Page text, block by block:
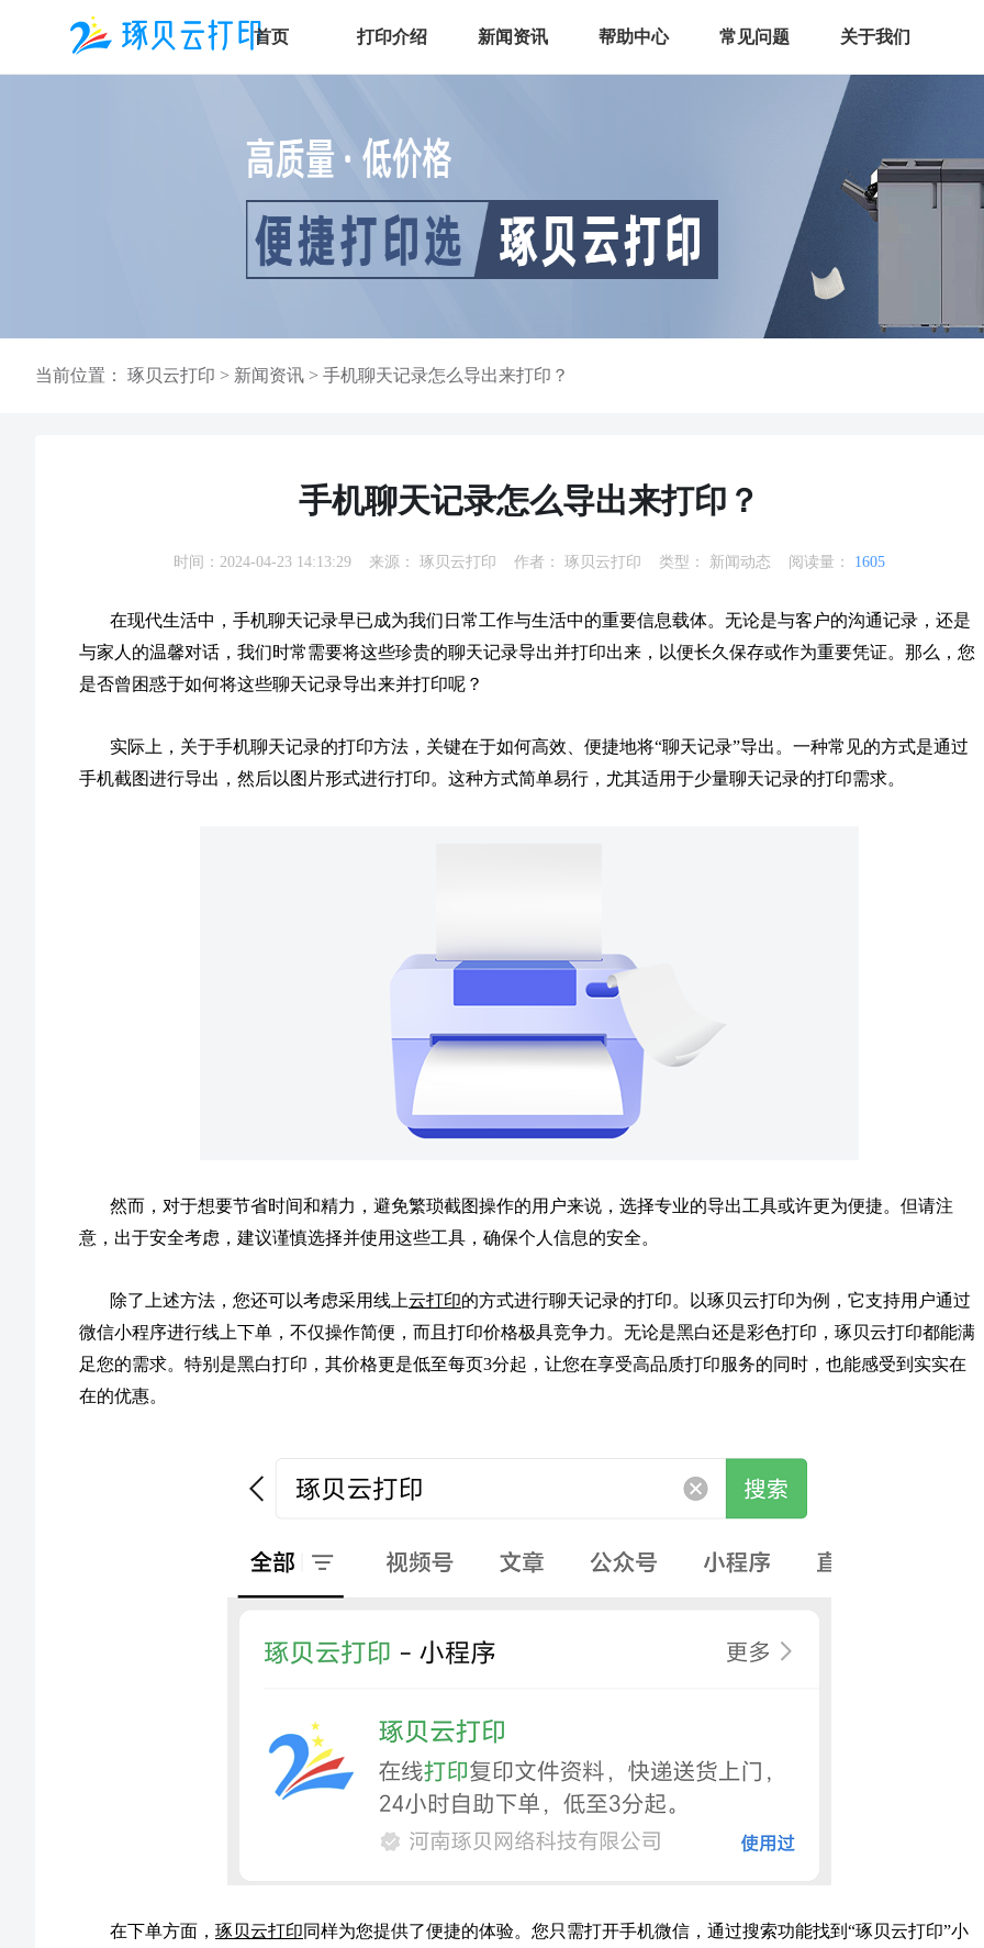
首页 打印介绍 新闻资讯 帮助中心 常见问题 关于我们
当前位置： 琢贝云打印 > 新闻资讯 > 手机聊天记录怎么导出来打印？
手机聊天记录怎么导出来打印？
时间：2024-04-23 14:13:29 来源： 琢贝云打印 作者： 琢贝云打印 类型： 新闻动态 阅读量： 1605
在现代生活中，手机聊天记录早已成为我们日常工作与生活中的重要信息载体。无论是与客户的沟通记录，还是
与家人的温馨对话，我们时常需要将这些珍贵的聊天记录导出并打印出来，以便长久保存或作为重要凭证。那么，您
是否曾困惑于如何将这些聊天记录导出来并打印呢？
实际上，关于手机聊天记录的打印方法，关键在于如何高效、便捷地将“聊天记录”导出。一种常见的方式是通过
手机截图进行导出，然后以图片形式进行打印。这种方式简单易行，尤其适用于少量聊天记录的打印需求。
然而，对于想要节省时间和精力，避免繁琐截图操作的用户来说，选择专业的导出工具或许更为便捷。但请注
意，出于安全考虑，建议谨慎选择并使用这些工具，确保个人信息的安全。
除了上述方法，您还可以考虑采用线上云打印的方式进行聊天记录的打印。以琢贝云打印为例，它支持用户通过
微信小程序进行线上下单，不仅操作简便，而且打印价格极具竞争力。无论是黑白还是彩色打印，琢贝云打印都能满
足您的需求。特别是黑白打印，其价格更是低至每页3分起，让您在享受高品质打印服务的同时，也能感受到实实在
在的优惠。
在下单方面， 琢贝云打印同样为您提供了便捷的体验。您只需打开手机微信，通过搜索功能找到“琢贝云打印”小